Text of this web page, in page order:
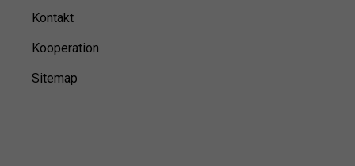
Kontakt
Kooperation
Sitemap